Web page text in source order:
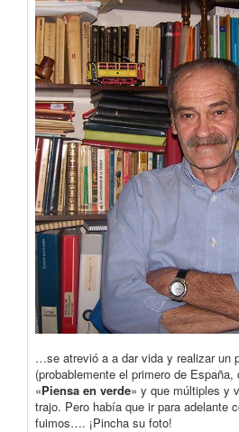
…se atrevió a a dar vida y realizar un
(probablemente el primero de
«Piensa en verde» y que múltiples y
trajo. Pero había que ir para adelante
fuimos…. ¡Pincha su foto!